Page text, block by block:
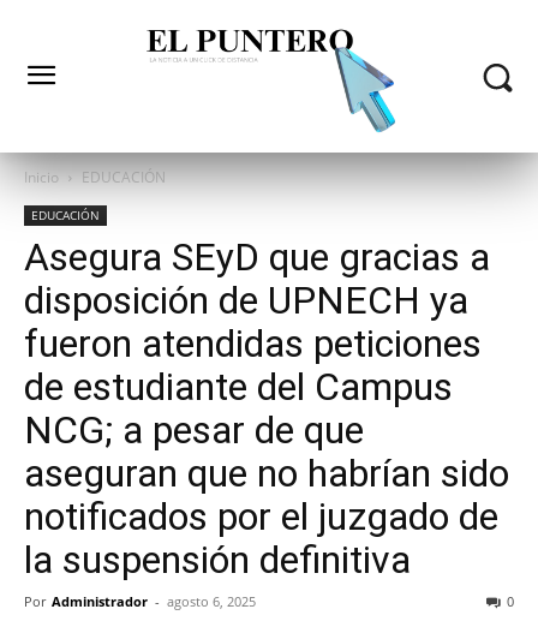
Inicio EDUCACIÓN
EDUCACIÓN
Asegura SEyD que gracias a
disposición de UPNECH ya
fueron atendidas peticiones
de estudiante del Campus
NCG; a pesar de que
aseguran que no habrían sido
notificados por el juzgado de
la suspensión definitiva
Por Administrador - agosto 6, 2025 0